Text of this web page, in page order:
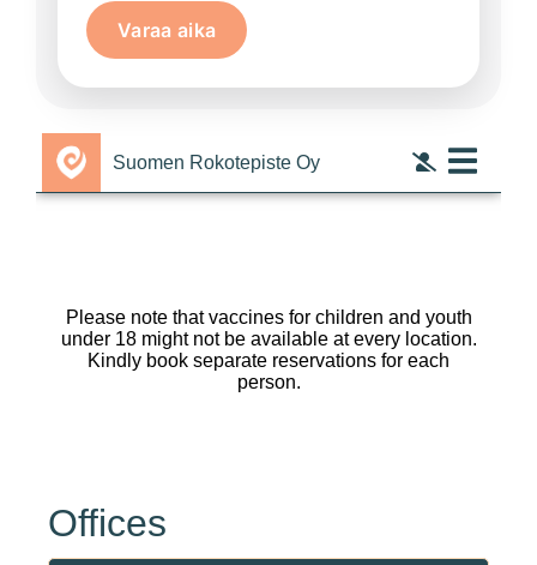
Varaa aika